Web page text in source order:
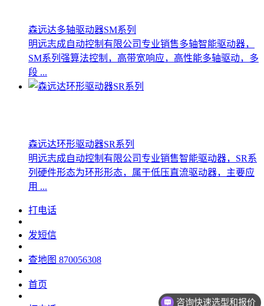
森远达多轴驱动器SM系列
明远志成自动控制有限公司专业销售多轴智能驱动器，
SM系列强算法控制，高带宽响应，高性能多轴驱动，多
段 ...
森远达环形驱动器SR系列
明远志成自动控制有限公司专业销售智能驱动器，SR系
列硬件形态为环形形态，属于低压直流驱动器，主要应
用 ...
打电话
发短信
查地图 870056308
首页
咨询快速选型和报价